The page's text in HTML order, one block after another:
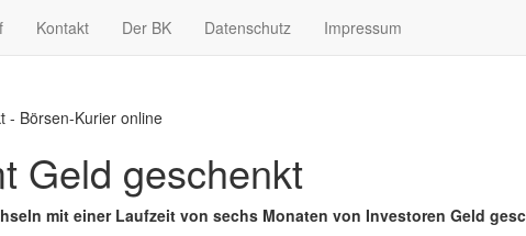
Kontakt Der BK Datenschutz Impressum
- Börsen-Kurier online
Geld geschenkt
mit einer Laufzeit von sechs Monaten von Investoren Geld